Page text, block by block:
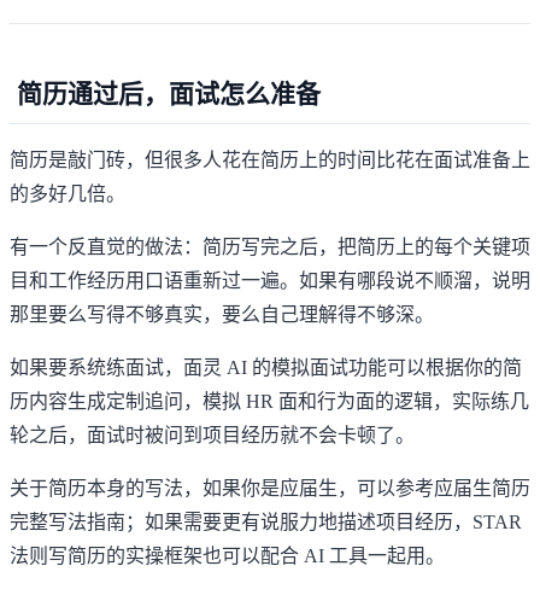
简历通过后，面试怎么准备
简历是敲门砖，但很多人花在简历上的时间比花在面试准备上
的多好几倍。
有一个反直觉的做法：简历写完之后，把简历上的每个关键项
目和工作经历用口语重新过一遍。如果有哪段说不顺溜，说明
那里要么写得不够真实，要么自己理解得不够深。
如果要系统练面试， 面灵 AI 的模拟面试功能可以根据你的简
历内容生成定制追问，模拟 HR 面和行为面的逻辑，实际练几
轮之后，面试时被问到项目经历就不会卡顿了。
关于简历本身的写法，如果你是应届生，可以参考应届生简历
完整写法指南 ；如果需要更有说服力地描述项目经历， STAR
法则写简历的实操框架也可以配合 AI 工具一起用。